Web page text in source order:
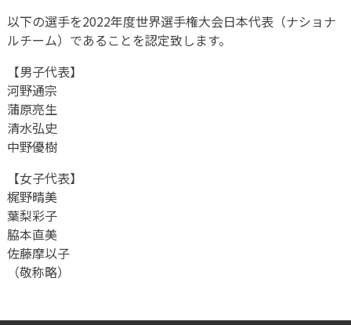
以下の選手を2022年度世界選手権大会日本代表（ナショナ
ルチーム）であることを認定致します。
【男子代表】
河野通宗
蒲原亮生
清水弘史
中野優樹
【女子代表】
梶野晴美
葉梨彩子
脇本直美
佐藤摩以子
（敬称略）